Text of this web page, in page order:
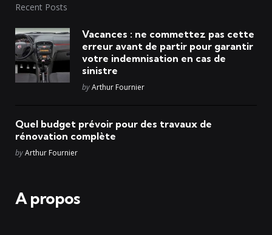
Recent Posts
Vacances : ne commettez pas cette
erreur avant de partir pour garantir
votre indemnisation en cas de
sinistre
Posted
byArthur Fournier
Quel budget prévoir pour des travaux de
rénovation complète
Posted
byArthur Fournier
A propos